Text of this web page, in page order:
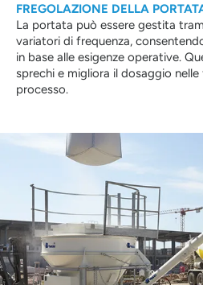
FREGOLAZIONE DELLA
La portata può essere gestita
variatori di frequenza,
in base alle esigenze operative.
sprechi e migliora il dosaggio
processo.